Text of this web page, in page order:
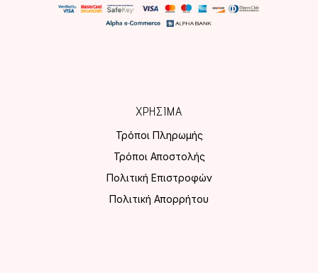
ΧΡΗΣΙΜΑ
Τρόποι Πληρωμής
Τρόποι Αποστολής
Πολιτική Επιστροφών
Πολιτική Απορρήτου